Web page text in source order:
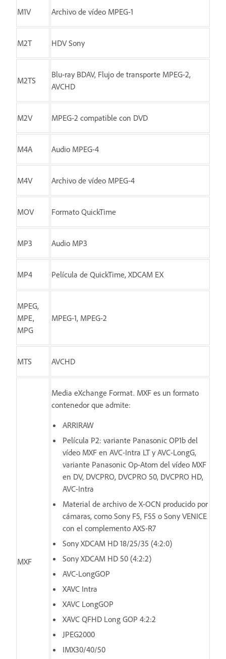
M1V Archivo de vídeo MPEG-1
M2T HDV Sony
M2TS
Blu-ray BDAV, Flujo de transporte MPEG-2,
AVCHD
M2V MPEG-2 compatible con DVD
M4A Audio MPEG-4
M4V Archivo de vídeo MPEG-4
MOV Formato QuickTime
MP3 Audio MP3
MP4 Película de QuickTime, XDCAM EX
MPEG,
MPE,
MPG
MPEG-1, MPEG-2
MTS AVCHD
MXF
Media eXchange Format. MXF es un formato
contenedor que admite:
ARRIRAW
Película P2: variante Panasonic OP1b del
vídeo MXF en AVC-Intra LT y AVC-LongG,
variante Panasonic Op-Atom del vídeo MXF
en DV, DVCPRO, DVCPRO 50, DVCPRO HD,
AVC-Intra
Material de archivo de X-OCN producido por
cámaras, como Sony F5, F55 o Sony VENICE
con el complemento AXS-R7
Sony XDCAM HD 18/25/35 (4:2:0)
Sony XDCAM HD 50 (4:2:2)
AVC-LongGOP
XAVC Intra
XAVC LongGOP
XAVC QFHD Long GOP 4:2:2
JPEG2000
IMX30/40/50